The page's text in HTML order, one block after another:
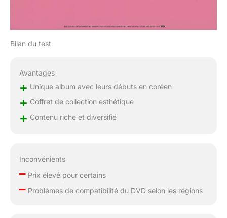
Bilan du test
Avantages
+ Unique album avec leurs débuts en coréen
+ Coffret de collection esthétique
+ Contenu riche et diversifié
Inconvénients
–Prix élevé pour certains
–Problèmes de compatibilité du DVD selon les régions